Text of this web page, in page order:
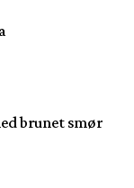
brunet smør